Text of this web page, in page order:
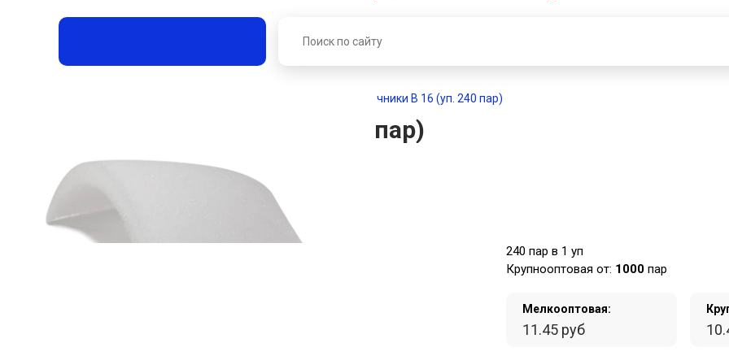
Подплечники В 16 (уп. 240 пар)
Подплечники В 16 (уп. 240 пар)
240 пар в 1 уп
Крупнооптовая от: 1000 пар
Мелкооптовая:
11.45 руб